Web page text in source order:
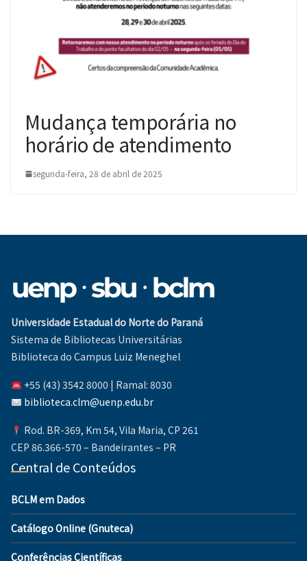
Mudança temporária no
horário de atendimento
segunda-feira, 28 de abril de 2025
Universidade Estadual do Norte do Paraná
Sistema de Bibliotecas Universitárias
Biblioteca do Campus Luiz Meneghel
+55 (43) 3542 8000 | Ramal: 8030
biblioteca.clm@uenp.edu.br
Rod. BR-369, Km 54, Vila Maria, CP 261
CEP 86.366-570 – Bandeirantes – PR
Central de Conteúdos
BCLM em Dados
Catálogo Online (Gnuteca)
Conferências Científicas